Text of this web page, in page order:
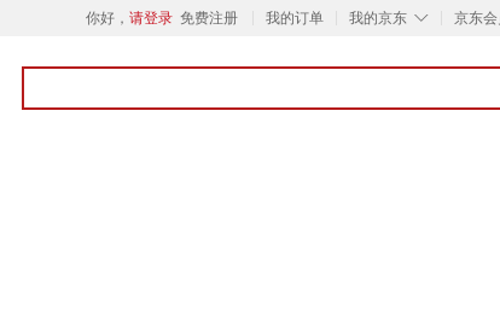
你好， 请登录 免费注册 我的订单 ◇
我的京东 京东会